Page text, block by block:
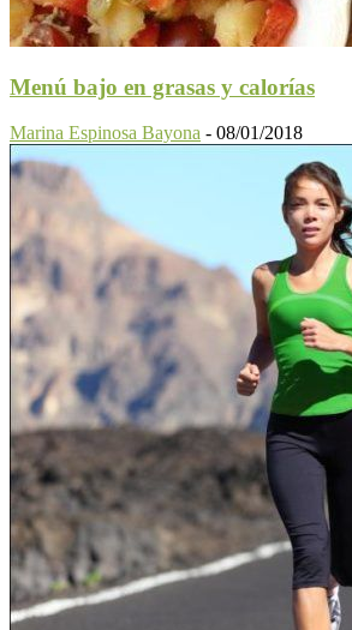
Menú bajo en grasas y calorías
Marina Espinosa Bayona - 08/01/2018